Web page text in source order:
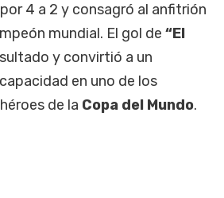
4 a 2 y consagró al anfitrión
mundial. El gol de “El
y convirtió a un
en uno de los
de la Copa del Mundo.